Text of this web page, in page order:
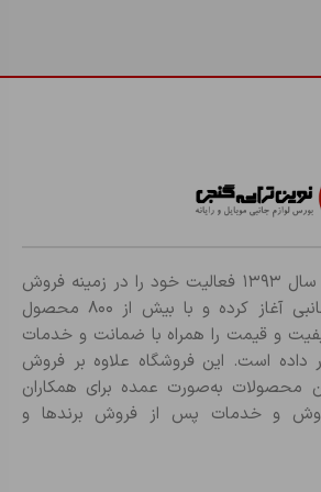
فروشگاه نوین تراشه گنجی از سال ۱۳۹۳ فعالیت خود را در زمینه فروش
تلفن همراه، رایانه و لوازم جانبی آغاز کرده و با بیش از ۸۰۰ محصول
کیفیت و قیمت را همراه با ضمانت و خدمات
داده است. این فروشگاه علاوه بر فروش
محصولات به‌صورت عمده برای همکاران
و خدمات پس از فروش برندها و